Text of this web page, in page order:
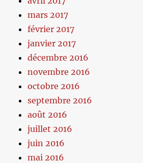
mars 2017
février 2017
janvier 2017
décembre 2016
novembre 2016
octobre 2016
septembre 2016
août 2016
juillet 2016
juin 2016
mai 2016